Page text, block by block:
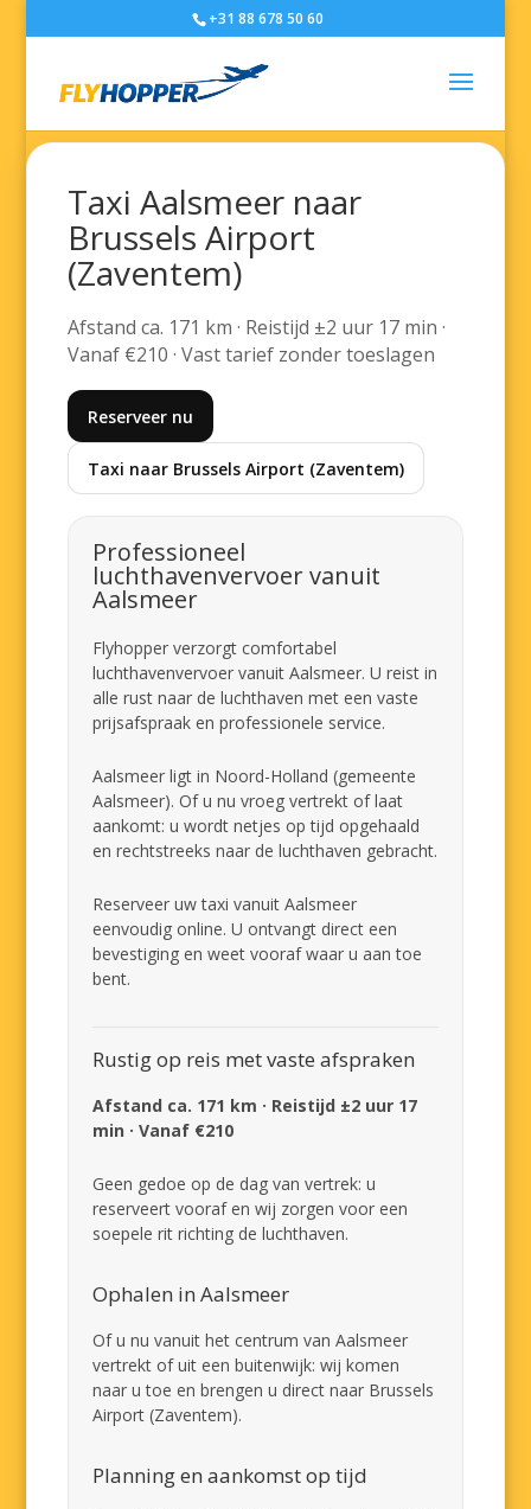
+31 88 678 50 60
Taxi Aalsmeer naar
Brussels Airport
(Zaventem)
Afstand ca. 171 km · Reistijd ±2 uur 17 min ·
Vanaf €210 · Vast tarief zonder toeslagen
Reserveer nu
Taxi naar Brussels Airport (Zaventem)
Professioneel
luchthavenvervoer vanuit
Aalsmeer
Flyhopper verzorgt comfortabel
luchthavenvervoer vanuit Aalsmeer. U reist in
alle rust naar de luchthaven met een vaste
prijsafspraak en professionele service.
Aalsmeer ligt in Noord-Holland (gemeente
Aalsmeer). Of u nu vroeg vertrekt of laat
aankomt: u wordt netjes op tijd opgehaald
en rechtstreeks naar de luchthaven gebracht.
Reserveer uw taxi vanuit Aalsmeer
eenvoudig online. U ontvangt direct een
bevestiging en weet vooraf waar u aan toe
bent.
Rustig op reis met vaste afspraken
Afstand ca. 171 km · Reistijd ±2 uur 17
min · Vanaf €210
Geen gedoe op de dag van vertrek: u
reserveert vooraf en wij zorgen voor een
soepele rit richting de luchthaven.
Ophalen in Aalsmeer
Of u nu vanuit het centrum van Aalsmeer
vertrekt of uit een buitenwijk: wij komen
naar u toe en brengen u direct naar Brussels
Airport (Zaventem).
Planning en aankomst op tijd